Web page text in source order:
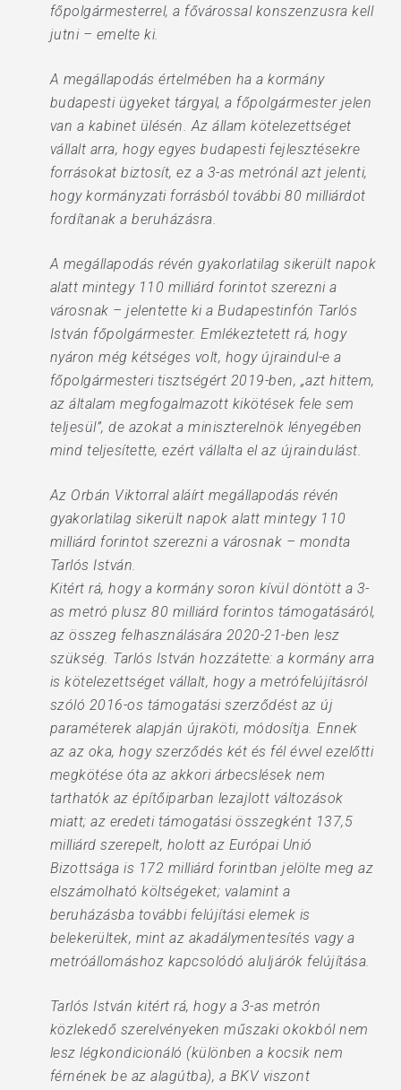
főpolgármesterrel, a fővárossal konszenzusra kell
jutni – emelte ki.
A megállapodás értelmében ha a kormány
budapesti ügyeket tárgyal, a főpolgármester jelen
van a kabinet ülésén. Az állam kötelezettséget
vállalt arra, hogy egyes budapesti fejlesztésekre
forrásokat biztosít, ez a 3-as metrónál azt jelenti,
hogy kormányzati forrásból további 80 milliárdot
fordítanak a beruházásra.
A megállapodás révén gyakorlatilag sikerült napok
alatt mintegy 110 milliárd forintot szerezni a
városnak – jelentette ki a Budapestinfón Tarlós
István főpolgármester. Emlékeztetett rá, hogy
nyáron még kétséges volt, hogy újraindul-e a
főpolgármesteri tisztségért 2019-ben, „azt hittem,
az általam megfogalmazott kikötések fele sem
teljesül”, de azokat a miniszterelnök lényegében
mind teljesítette, ezért vállalta el az újraindulást.
Az Orbán Viktorral aláírt megállapodás révén
gyakorlatilag sikerült napok alatt mintegy 110
milliárd forintot szerezni a városnak – mondta
Tarlós István.
Kitért rá, hogy a kormány soron kívül döntött a 3-
as metró plusz 80 milliárd forintos támogatásáról,
az összeg felhasználására 2020-21-ben lesz
szükség. Tarlós István hozzátette: a kormány arra
is kötelezettséget vállalt, hogy a metrófelújításról
szóló 2016-os támogatási szerződést az új
paraméterek alapján újraköti, módosítja. Ennek
az az oka, hogy szerződés két és fél évvel ezelőtti
megkötése óta az akkori árbecslések nem
tarthatók az építőiparban lezajlott változások
miatt; az eredeti támogatási összegként 137,5
milliárd szerepelt, holott az Európai Unió
Bizottsága is 172 milliárd forintban jelölte meg az
elszámolható költségeket; valamint a
beruházásba további felújítási elemek is
belekerültek, mint az akadálymentesítés vagy a
metróállomáshoz kapcsolódó aluljárók felújítása.
Tarlós István kitért rá, hogy a 3-as metrón
közlekedő szerelvényeken műszaki okokból nem
lesz légkondicionáló (különben a kocsik nem
férnének be az alagútba), a BKV viszont